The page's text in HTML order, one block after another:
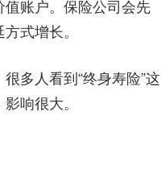
账户。保险公司会先
式增长。
多人看到“终身寿险”这
响很大。